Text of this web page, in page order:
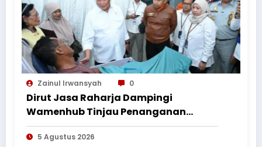
Zainul Irwansyah 0
Dirut Jasa Raharja Dampingi
Wamenhub Tinjau Penanganan
Korban KM Mutiara Sentosa II di RS
PHC Surabaya
5 Agustus 2026